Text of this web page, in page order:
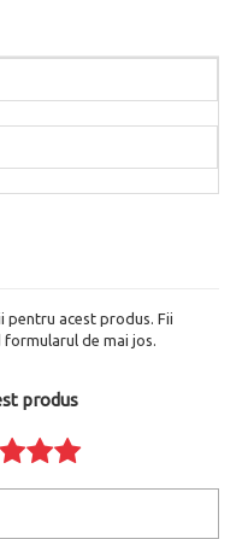
pentru acest produs. Fii
de mai jos.
produs